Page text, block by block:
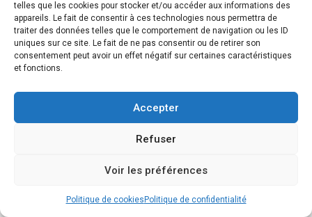
telles que les cookies pour stocker et/ou accéder aux informations des
appareils. Le fait de consentir à ces technologies nous permettra de
traiter des données telles que le comportement de navigation ou les ID
uniques sur ce site. Le fait de ne pas consentir ou de retirer son
consentement peut avoir un effet négatif sur certaines caractéristiques
et fonctions.
Accepter
Refuser
Voir les préférences
Politique de cookies Politique de confidentialité
© 2026 PATT'APOILS : SALON DE TOILETTAGE CANIN.Mentions
légales